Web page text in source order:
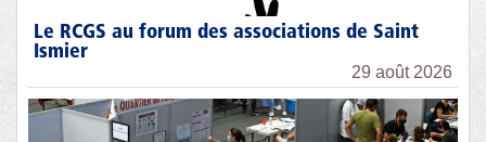
Le RCGS au forum des associations de Saint
Ismier
29 août 2026